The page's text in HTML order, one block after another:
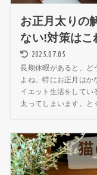
お正月太りの
ない!対策はこ
2025.07.05
長期休暇があると、ど
よね。特にお正月はか
イエット生活をしてい
太ってしまいます。と